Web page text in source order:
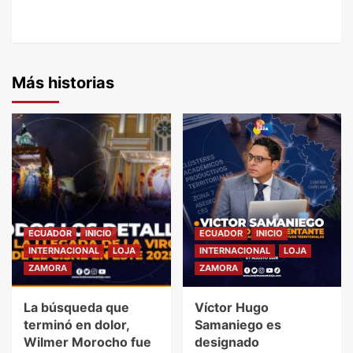
Más historias
ECUADOR
INICIO
INTERNACIONAL
LOJA
ZAMORA
La búsqueda que
terminó en dolor,
Wilmer Morocho fue
ECUADOR
INICIO
INTERNACIONAL
LOJA
ZAMORA
Víctor Hugo
Samaniego es
designado